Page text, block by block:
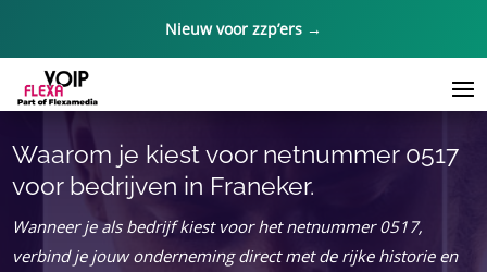
Nieuw voor zzp’ers →
Waarom je kiest voor netnummer 0517
voor bedrijven in Franeker.​
Wanneer je als bedrijf kiest voor het netnummer 0517,
verbind je jouw onderneming direct met de rijke historie en